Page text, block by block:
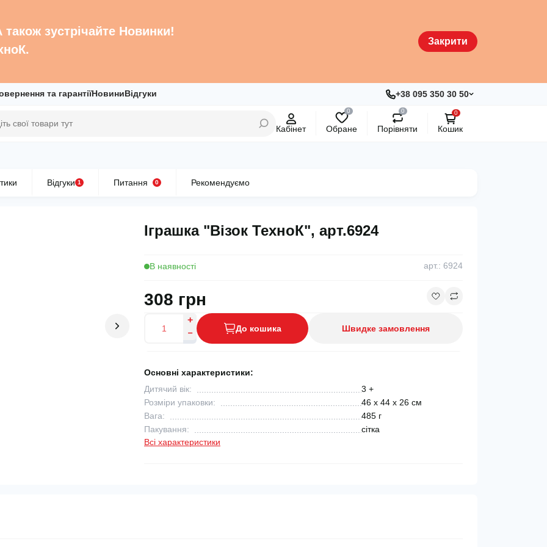
також зустрічайте Новинки!
Закрити
та гарантіїНовини Відгуки +38 095 350 30 50
Кабінет
0
Обране
0
Порівняти
0
Кошик
Відгуки 1 Питання 0 Рекомендуємо
Іграшка "Візок ТехноК", арт.6924
В наявності арт.: 6924
308 грн
До кошика Швидке замовлення
Основні характеристики:
Дитячий вік:
3 +
Розміри упаковки:
46 х 44 х 26 см
Вага:
485 г
Пакування:
сітка
Всі характеристики